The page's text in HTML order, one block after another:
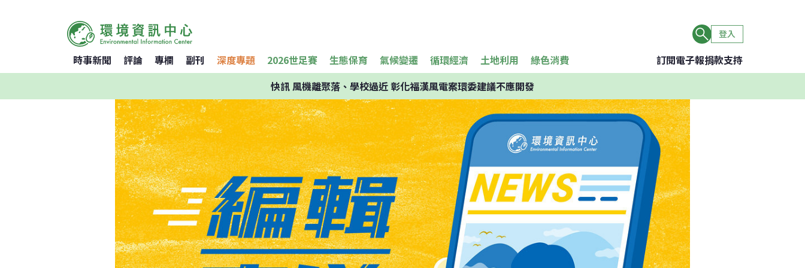
登入
時事新聞 評論 專欄 副刊 深度專題 2026世足賽 生態保育 氣候變遷 循環經濟 土地利用 綠色消費 訂閱電子報捐款支持
快訊風機離聚落、學校過近 彰化福漢風電案環委建議不應開發